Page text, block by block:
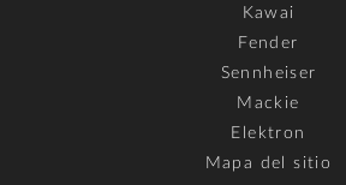
Kawai
Fender
Sennheiser
Mackie
Elektron
Mapa del sitio